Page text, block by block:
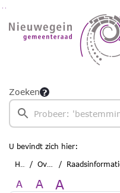
Ga naar de inhoud van deze pagina
Zoeken
U bevindt zich hier:
Home
Overzichten Raadsinformatiebrieven (college,
A A A